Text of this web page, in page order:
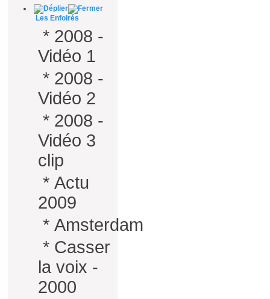
Les Enfoirés
* 2008 -
Vidéo 1
* 2008 -
Vidéo 2
* 2008 -
Vidéo 3
clip
* Actu
2009
* Amsterdam
* Casser
la voix -
2000